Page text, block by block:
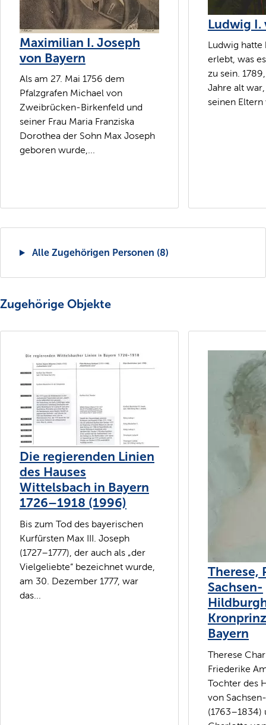
Maximilian I. Joseph
von Bayern
Als am 27. Mai 1756 dem
Pfalzgrafen Michael von
Zweibrücken-Birkenfeld und
seiner Frau Maria Franziska
Dorothea der Sohn Max Joseph
geboren wurde,...
Ludwig I.
Ludwig hatte
erlebt, was
zu sein.
Jahre alt
seinen Eltern
Alle Zugehörigen Personen (8)
Zugehörige Objekte
Die regierenden Linien
des Hauses
Wittelsbach in Bayern
1726–1918 (1996)
Bis zum Tod des bayerischen
Kurfürsten Max III. Joseph
(1727–1777), der auch als „der
Vielgeliebte“ bezeichnet wurde,
am 30. Dezember 1777, war
das...
Therese,
Sachsen-
Bayern
Therese
Friederike
Tochter des
von
(1763–1834)